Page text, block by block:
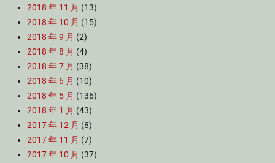
2018 年 11 月 (13)
2018 年 10 月 (15)
2018 年 9 月 (2)
2018 年 8 月 (4)
2018 年 7 月 (38)
2018 年 6 月 (10)
2018 年 5 月 (136)
2018 年 1 月 (43)
2017 年 12 月 (8)
2017 年 11 月 (7)
2017 年 10 月 (37)